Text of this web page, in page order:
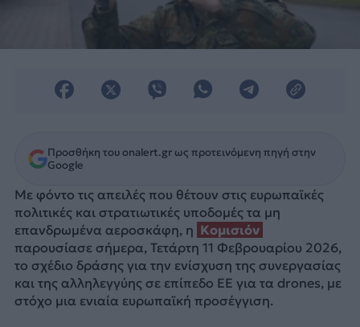
Προσθήκη του onalert.gr ως προτεινόμενη πηγή στην
Google
Με φόντο τις απειλές που θέτουν στις ευρωπαϊκές
πολιτικές και στρατιωτικές υποδομές τα μη
επανδρωμένα αεροσκάφη, η Κομισιόν
παρουσίασε σήμερα, Τετάρτη 11 Φεβρουαρίου 2026,
το σχέδιο δράσης για την ενίσχυση της συνεργασίας
και της αλληλεγγύης σε επίπεδο ΕΕ για τα drones, με
στόχο μια ενιαία ευρωπαϊκή προσέγγιση.